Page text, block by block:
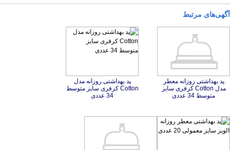
آگهی‌های مرتبط
پد بهداشتی روزانه معطر
مدل Cotton کرفری سایز
متوسط 34 عددی
پد بهداشتی روزانه مدل
Cotton کرفری سایز متوسط
34 عددی